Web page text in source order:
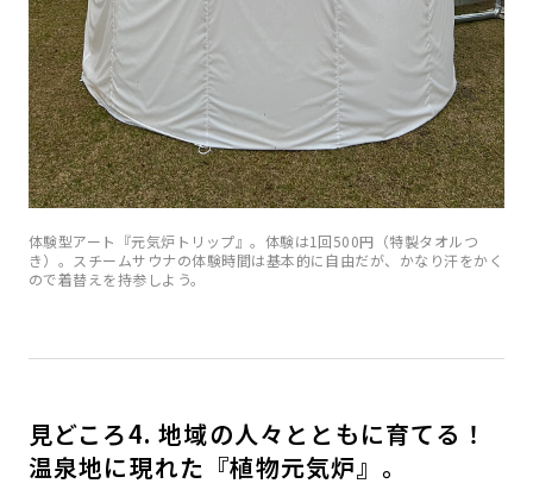
体験型アート『元気炉トリップ』。体験は1回500円（特製タオルつ
き）。スチームサウナの体験時間は基本的に自由だが、かなり汗をかく
ので着替えを持参しよう。
見どころ4. 地域の人々とともに育てる！
温泉地に現れた『植物元気炉』。